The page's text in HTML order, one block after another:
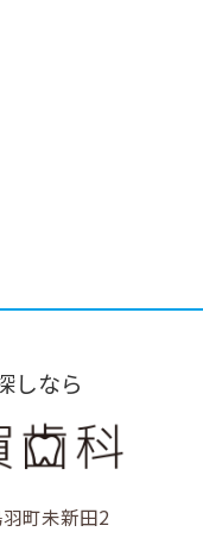
しなら
町未新田2